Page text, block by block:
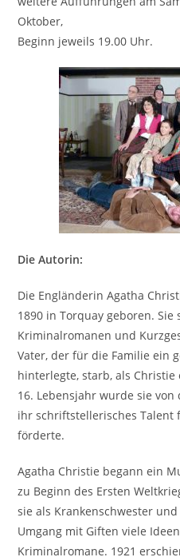
Oktober,
Beginn jeweils 19.00 Uhr.
Die Autorin:
Die Engländerin Agatha
1890 in Torquay geboren.
Kriminalromanen und
Vater, der für die Familie ein
hinterlegte, starb, als
16. Lebensjahr wurde sie
ihr schriftstellerisches Talent
förderte.
Agatha Christie begann ein
zu Beginn des Ersten
sie als Krankenschwester
Umgang mit Giften viele
Kriminalromane. 1921